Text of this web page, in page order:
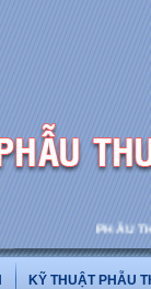
PHẪU
KỸ THUẬT PHẪU